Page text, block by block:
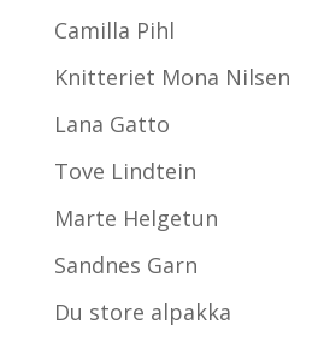
Camilla Pihl
Knitteriet Mona Nilsen
Lana Gatto
Tove Lindtein
Marte Helgetun
Sandnes Garn
Du store alpakka